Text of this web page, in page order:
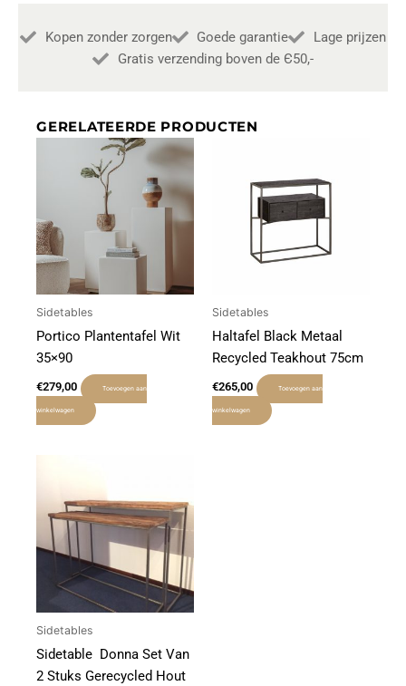
Kopen zonder zorgen Goede garantie
Lage prijzen
Gratis verzending boven de Є50,-
GERELATEERDE PRODUCTEN
Sidetables
Portico Plantentafel Wit
35×90
€279,00 Toevoegen aan
winkelwagen
Sidetables
Haltafel Black Metaal
Recycled Teakhout 75cm
€265,00 Toevoegen aan
winkelwagen
Sidetables
Sidetable Donna Set Van
2 Stuks Gerecycled Hout